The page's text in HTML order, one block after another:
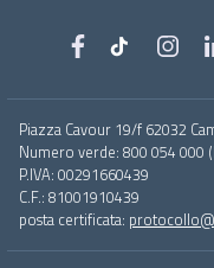
Footer
menu
full
Piazza Cavour 19/f 62032
Numero verde: 800 054
P.IVA: 00291660439
C.F.: 81001910439
posta certificata: